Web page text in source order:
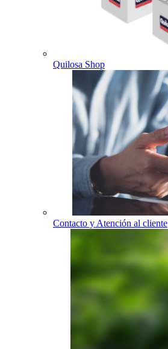
Quilosa Shop
Contacto y Atención al cliente